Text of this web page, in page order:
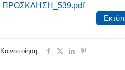
ΠΡΟΣΚΛΗΣΗ_539.pdf
Κοινοποίηση